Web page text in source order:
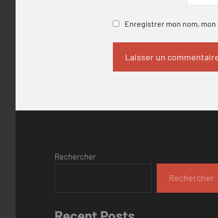
Enregistrer mon nom,
Rechercher
Rechercher